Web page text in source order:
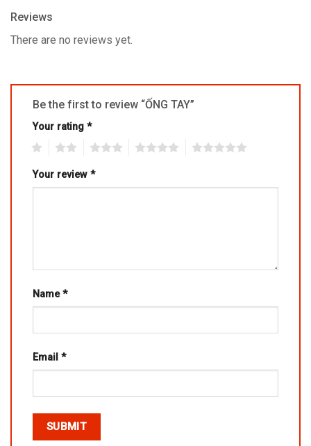
Reviews
There are no reviews yet.
Be the first to review “ỐNG TAY”
Your rating *
Your review *
Name*
Email *